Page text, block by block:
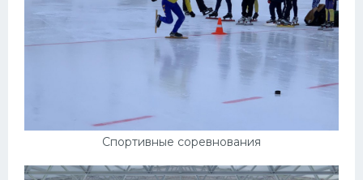
Спортивные соревнования